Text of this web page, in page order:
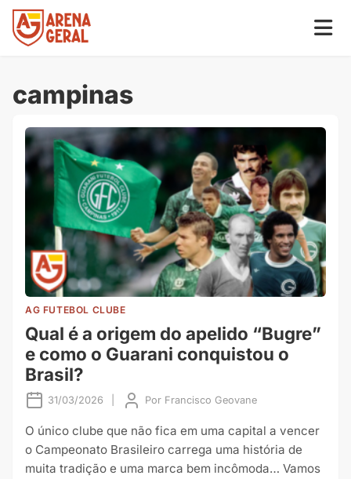
campinas
AG FUTEBOL CLUBE
Qual é a origem do apelido “Bugre”
e como o Guarani conquistou o
Brasil?
31/03/2026 Por Francisco Geovane
O único clube que não fica em uma capital a vencer
o Campeonato Brasileiro carrega uma história de
muita tradição e uma marca bem incômoda… Vamos